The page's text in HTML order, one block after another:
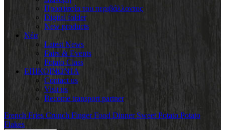
Προστασία του περιβάλλοντος
Digital folder
New products
Νέα
Latest News
Fairs & Events
Potato Class
ΕΠΙΚΟΙΝΩΝΊΑ
Contact us
Visit us
Become transport partner
French Fries Crunch Finger Food Dinner Sweet Potato Potato
Flakes